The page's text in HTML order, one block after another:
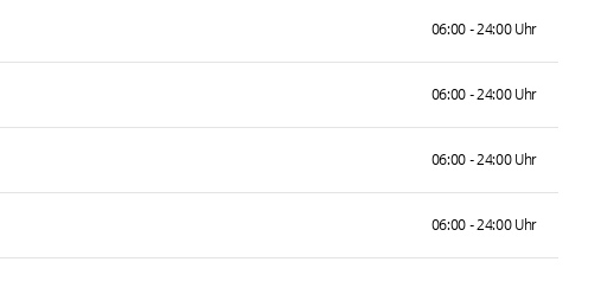
06:00 - 24:00 Uhr
06:00 - 24:00 Uhr
06:00 - 24:00 Uhr
06:00 - 24:00 Uhr